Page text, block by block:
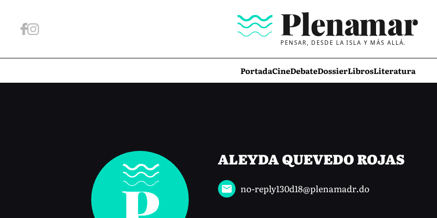
PENSAR, DESDE LA ISLA Y MÁS ALLÁ.
PortadaCineDebateDossierLibrosLiteratura
ALEYDA QUEVEDO ROJAS
no-reply130d18@plenamadr.do